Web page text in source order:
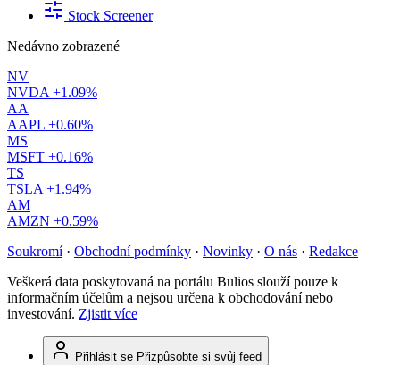
Stock Screener
Nedávno zobrazené
NV
NVDA +1.09%
AA
AAPL +0.60%
MS
MSFT +0.16%
TS
TSLA +1.94%
AM
AMZN +0.59%
Soukromí · Obchodní podmínky · Novinky · O nás · Redakce
Veškerá data poskytovaná na portálu Bulios slouží pouze k
informačním účelům a nejsou určena k obchodování nebo
investování. Zjistit více
Přihlásit se Přizpůsobte si svůj feed